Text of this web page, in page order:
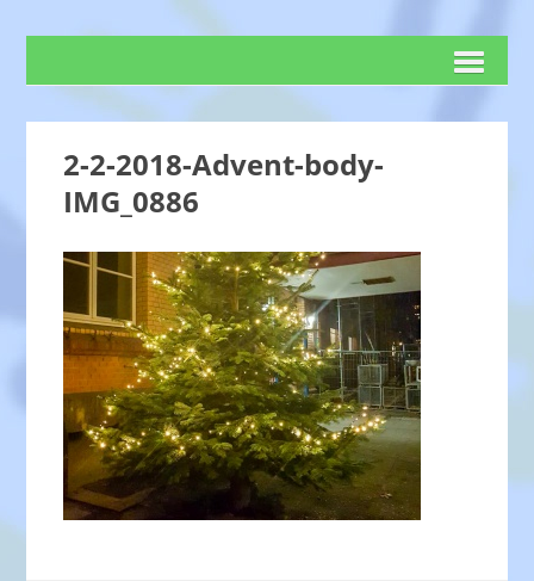
2-2-2018-Advent-body-
IMG_0886